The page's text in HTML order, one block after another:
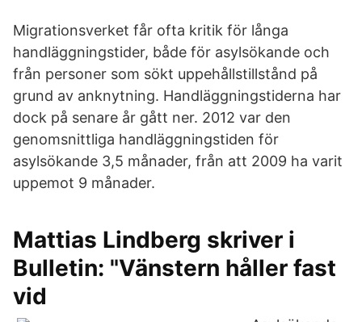
Migrationsverket får ofta kritik för långa
handläggningstider, både för asylsökande och
från personer som sökt uppehållstillstånd på
grund av anknytning. Handläggningstiderna har
dock på senare år gått ner. 2012 var den
genomsnittliga handläggningstiden för
asylsökande 3,5 månader, från att 2009 ha varit
uppemot 9 månader.
Mattias Lindberg skriver i
Bulletin: "Vänstern håller fast
vid